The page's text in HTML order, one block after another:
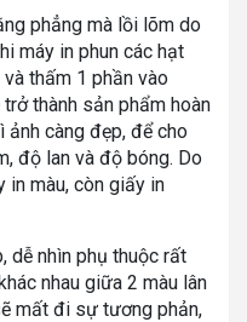
phẳng mà lồi lõm do
máy in phun các hạt
thấm 1 phần vào
thành sản phẩm hoàn
ảnh càng đẹp, để cho
độ lan và độ bóng. Do
in màu, còn giấy in
dễ nhìn phụ thuộc rất
nhau giữa 2 màu lân
mất đi sự tương phản,